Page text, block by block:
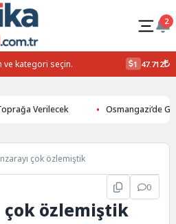
2
ve kategori seçin. 1 47.712
Verilecek Osmangazi’de
çok özlemiştik
0
çok özlemiştik